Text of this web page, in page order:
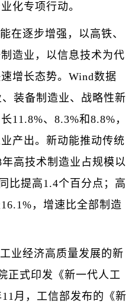
化专项行动。
在逐步增强，以高铁、
造业，以信息技术为代
增长态势。Wind数据
装备制造业、战略性新
11.8%、8.3%和8.8%，
产出。新动能推动传统
高技术制造业占规模以
比提高1.4个百分点；高
，增速比全部制造
业经济高质量发展的新
正式印发《新一代人工
月，工信部发布的《新